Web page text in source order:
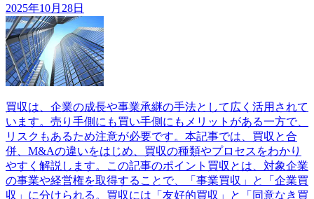
2025年10月28日
買収は、企業の成長や事業承継の手法として広く活用されて
います。売り手側にも買い手側にもメリットがある一方で、
リスクもあるため注意が必要です。本記事では、買収と合
併、M&Aの違いをはじめ、買収の種類やプロセスをわかり
やすく解説します。この記事のポイント買収とは、対象企業
の事業や経営権を取得することで、「事業買収」と「企業買
収」に分けられる。買収には「友好的買収」と「同意なき買